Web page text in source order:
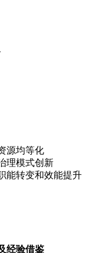
源均等化
理模式创新
能转变和效能提升
经验借鉴